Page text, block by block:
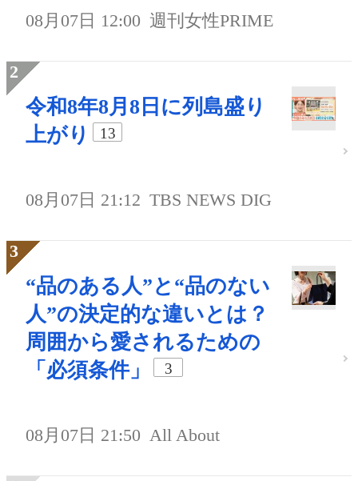
08月07日 12:00 週刊女性PRIME
令和8年8月8日に列島盛り
上がり
13
08月07日 21:12 TBS NEWS DIG
“品のある人”と“品のない
人”の決定的な違いとは？
周囲から愛されるための
「必須条件」
3
08月07日 21:50 All About